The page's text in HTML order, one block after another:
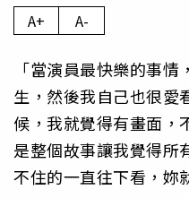
A+ A-
「當演員最快樂的事
生，然後我自己也很愛
候，我就覺得有畫面，
是整個故事讓我覺得所
不住的一直往下看，妳